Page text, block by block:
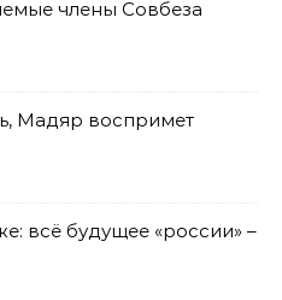
члены Совбеза
Мадяр воспримет
всё будущее «россии» –